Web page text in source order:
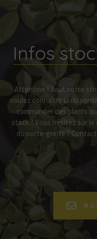
Infos
Attention ! Tout notre
voulez connaître la
commander des plants
stock ? Vous hésitez sur
du porte-greffe ?